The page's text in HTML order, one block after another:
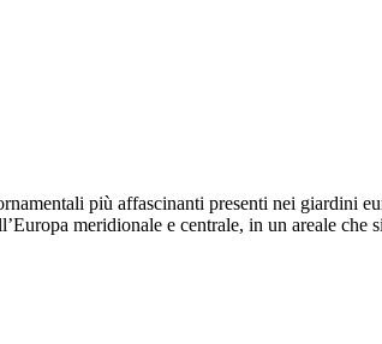
più affascinanti presenti nei giardini
meridionale e centrale, in un areale